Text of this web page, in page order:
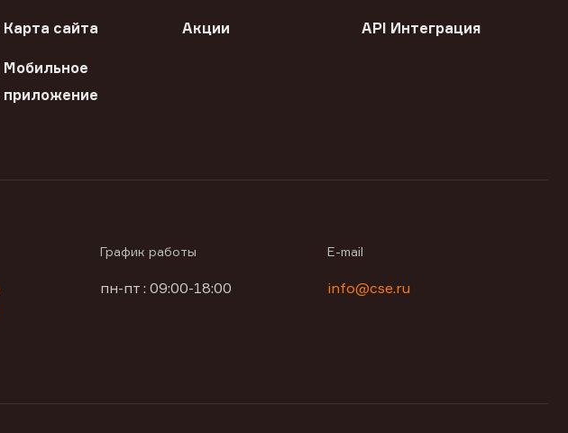
Карта сайта Акции API Интеграция
Мобильное
приложение
График работы
пн-пт : 09:00-18:00
E-mail
info@cse.ru